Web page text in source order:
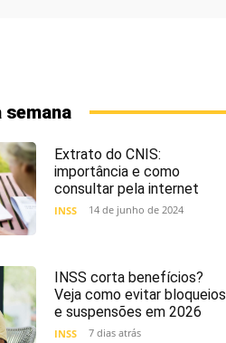
semana
Extrato do CNIS:
importância e como
consultar pela internet
INSS 14 de junho de 2024
INSS corta benefícios?
Veja como evitar bloqueios
e suspensões em 2026
INSS 7 dias atrás